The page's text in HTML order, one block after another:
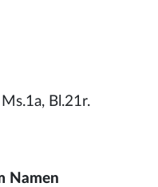
Bl.21r.
Namen